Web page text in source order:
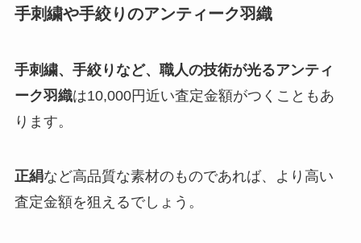
手刺繍や手絞りのアンティーク羽織
手刺繍、手絞りなど、職人の技術が光るアンティ
ーク羽織は10,000円近い査定金額がつくこともあ
ります。
正絹など高品質な素材のものであれば、より高い
査定金額を狙えるでしょう。